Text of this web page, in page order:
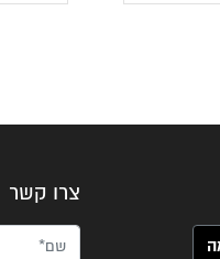
צרו קשר
שם*